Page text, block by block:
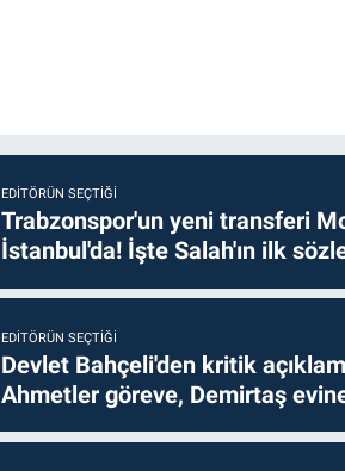
EDITÖRÜN SEÇTIĞI
Trabzonspor'un yeni transferi
İstanbul'da! İşte Salah'ın ilk
EDITÖRÜN SEÇTIĞI
Devlet Bahçeli'den kritik
Ahmetler göreve, Demirtaş